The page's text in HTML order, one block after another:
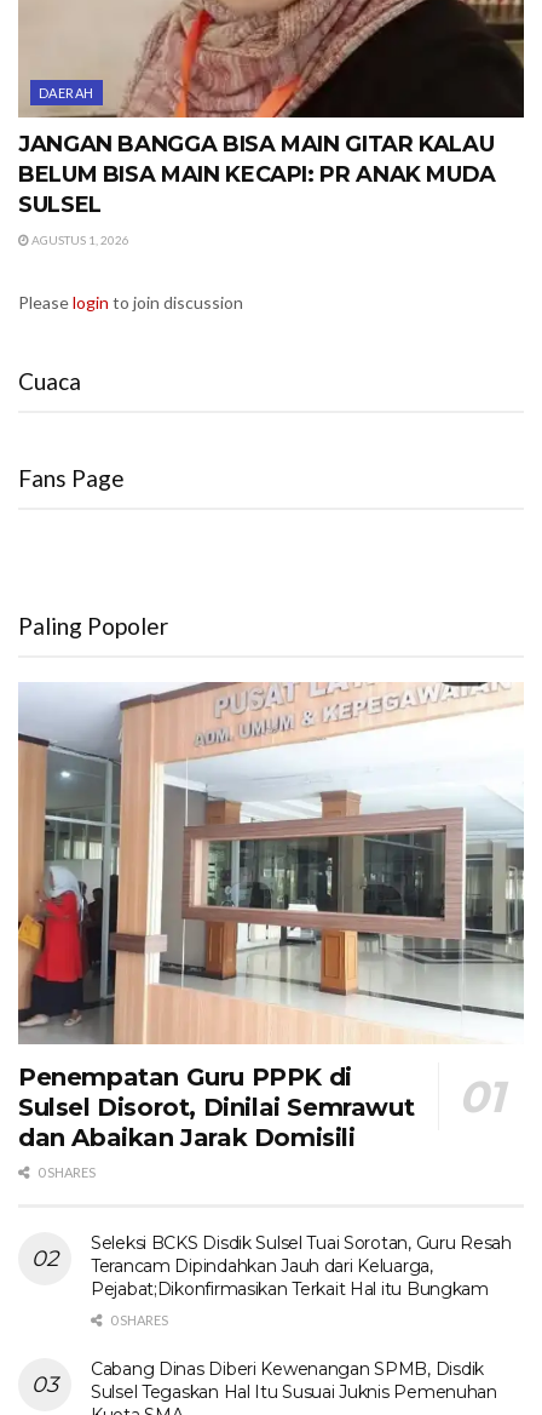
DAERAH
JANGAN BANGGA BISA MAIN GITAR KALAU
BELUM BISA MAIN KECAPI: PR ANAK MUDA
SULSEL
AGUSTUS 1, 2026
Pleaselogin to join discussion
Cuaca
Fans Page
Paling Popoler
Penempatan Guru PPPK di
Sulsel Disorot, Dinilai Semrawut
dan Abaikan Jarak Domisili
0 SHARES
Seleksi BCKS Disdik Sulsel Tuai Sorotan, Guru Resah
Terancam Dipindahkan Jauh dari Keluarga,
Pejabat;Dikonfirmasikan Terkait Hal itu Bungkam
0 SHARES
Cabang Dinas Diberi Kewenangan SPMB, Disdik
Sulsel Tegaskan Hal Itu Susuai Juknis Pemenuhan